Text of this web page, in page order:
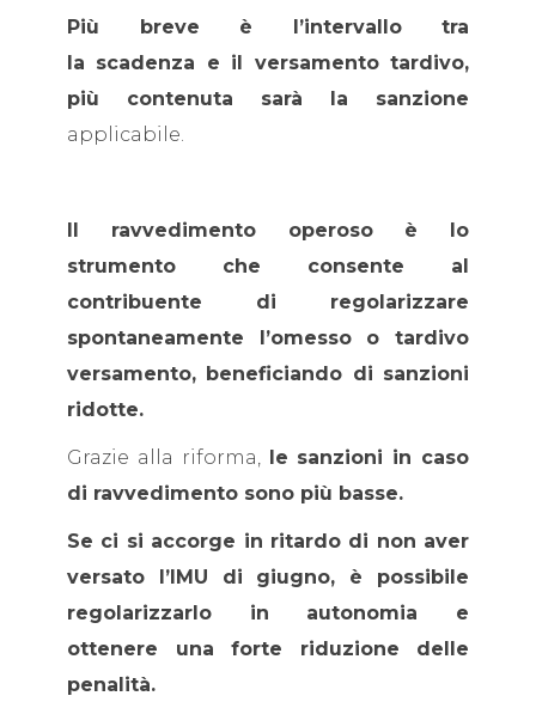
Più breve è l’intervallo tra
la scadenza e il versamento tardivo,
più contenuta sarà la sanzione
applicabile.
Il ravvedimento operoso è lo
strumento che consente al
contribuente di regolarizzare
spontaneamente l’omesso o tardivo
versamento, beneficiando di sanzioni
ridotte.
Grazie alla riforma, le sanzioni in caso
di ravvedimento sono più basse.
Se ci si accorge in ritardo di non aver
versato l’IMU di giugno, è possibile
regolarizzarlo in autonomia e
ottenere una forte riduzione delle
penalità.